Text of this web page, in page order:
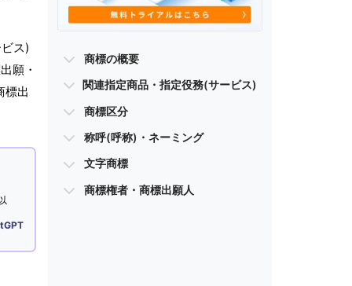
ス)
願・
標出
商標の概要
関連指定商品・指定役務(サービス)
商標区分
称呼(呼称)・ネーミング
文字商標
商標権者・商標出願人